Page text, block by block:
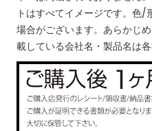
トはすべてイメージです。色/
場合がございます。あらかじめ
載している会社名・製品名は